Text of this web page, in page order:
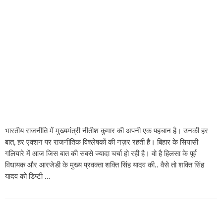
भारतीय राजनीति में मुख्यमंत्री नीतीश कुमार की अपनी एक पहचान है। उनकी हर
बात, हर एक्शन पर राजनीतिक विश्लेषकों की नज़र रहती है। बिहार के सियासी
गलियारे में आज जिस बात की सबसे ज्यादा चर्चा हो रही है। वो है हिलसा के पूर्व
विधायक और आरजेडी के मुख्य प्रवक्ता शक्ति सिंह यादव की.. वैसे तो शक्ति सिंह
यादव को डिप्टी …